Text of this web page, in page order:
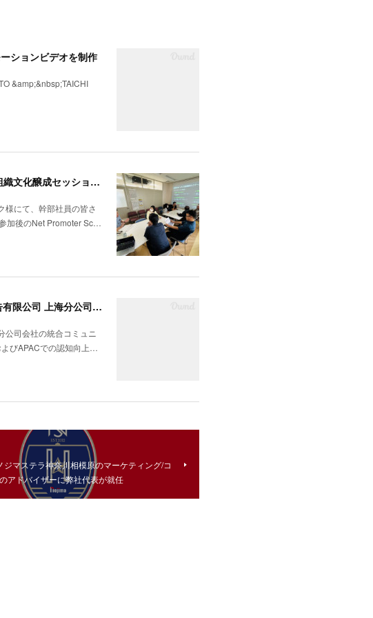
ションビデオを制作
&amp;&nbsp;TAICHI
那覇市の株式会社シンテック様にて「クリフトンストレングス®」を用いた強み理解・組織文化醸成セッションを実施
様にて、幹部社員の皆さ
加後のNet Promoter Sc…
独立系グローバル広告エージェンシーPMGのAPAC Partner＆HUBである大広(中国)広告有限公司 上海分公司会社の統合コミュニケーション戦略の構築支援を開始
公司会社の統合コミュニ
びAPACでの認知向上…
ジマステラ神奈川相模原のマーケティング/コ
アドバイザーに弊社代表が就任